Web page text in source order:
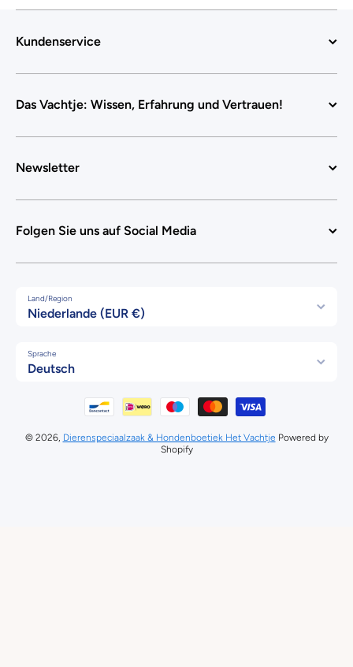
Kundenservice
Das Vachtje: Wissen, Erfahrung und Vertrauen!
Newsletter
Folgen Sie uns auf Social Media
Land/Region
Niederlande (EUR €)
Sprache
Deutsch
Zahlungsmethoden
© 2026, Dierenspeciaalzaak & Hondenboetiek Het Vachtje Powered by
Shopify